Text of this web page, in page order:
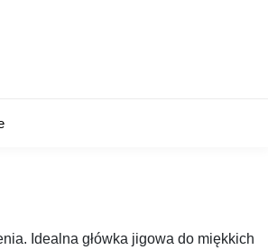
Idealna główka jigowa do miękkich